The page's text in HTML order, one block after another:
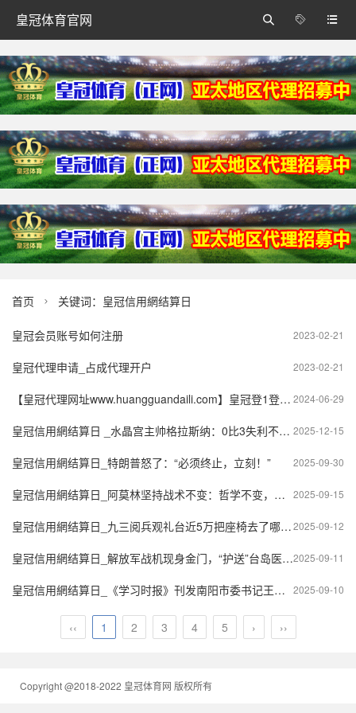
皇冠体育官网 


首页  关键词：皇冠信用網结算日
2023-02-21
皇冠会员账号如何注册
2023-02-21
皇冠代理申请_占成代理开户
2024-06-29
【皇冠代理网址www.huangguandaili.com】皇冠登1登2登3 代理「皇冠正网www.hg0088.com」代理注册
2025-12-15
皇冠信用網结算日 _水晶宫主帅格拉斯纳：0比3失利不公平，镰田大地的伤势令人担忧！
2025-09-30
皇冠信用網结算日_特朗普怒了：“必须终止，立刻！”
2025-09-15
皇冠信用網结算日_阿莫林坚持战术不变：哲学不变，换人才是出路！
2025-09-12
皇冠信用網结算日_九三阅兵观礼台近5万把座椅去了哪里？（美丽中国）
2025-09-11
皇冠信用網结算日_解放军战机现身金门，“护送”台岛医疗机降落，台当局措手不及
2025-09-10
皇冠信用網结算日_《学习时报》刊发南阳市委书记王智慧重磅署名文章
‹‹ 1 2 3 4 5 › ››
Copyright @2018-2022 皇冠体育网 版权所有